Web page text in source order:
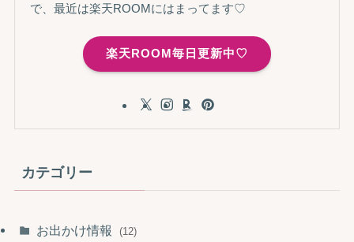
で、最近は楽天ROOMにはまってます♡
楽天ROOM毎日更新中♡
カテゴリー
お出かけ情報 (12)